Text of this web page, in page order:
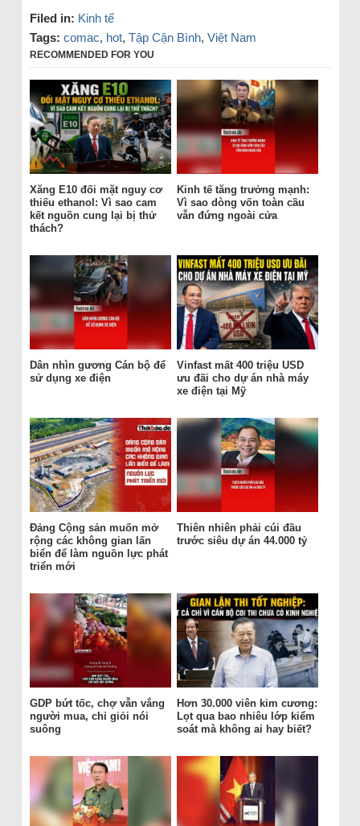
Filed in: Kinh tế
Tags: comac, hot, Tập Cận Bình, Việt Nam
RECOMMENDED FOR YOU
Xăng E10 đối mặt nguy cơ
thiếu ethanol: Vì sao cam
kết nguồn cung lại bị thử
thách?
Kinh tế tăng trưởng mạnh:
Vì sao dòng vốn toàn cầu
vẫn đứng ngoài cửa
Dân nhìn gương Cán bộ để
sử dụng xe điện
Vinfast mất 400 triệu USD
ưu đãi cho dự án nhà máy
xe điện tại Mỹ
Đảng Cộng sản muốn mở
rộng các không gian lấn
biển để làm nguồn lực phát
triển mới
Thiên nhiên phải cúi đầu
trước siêu dự án 44.000 tỷ
GDP bứt tốc, chợ vẫn vắng
người mua, chỉ giỏi nói
suông
Hơn 30.000 viên kim cương:
Lọt qua bao nhiêu lớp kiểm
soát mà không ai hay biết?